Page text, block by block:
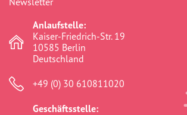
commemoration
Community
crosshairs (0)
Anlaufstelle:
Kaiser-Friedrich-Str. 19
10585 Berlin
Deutschland
+49 (0) 30 610811020
Geschäftsstelle: